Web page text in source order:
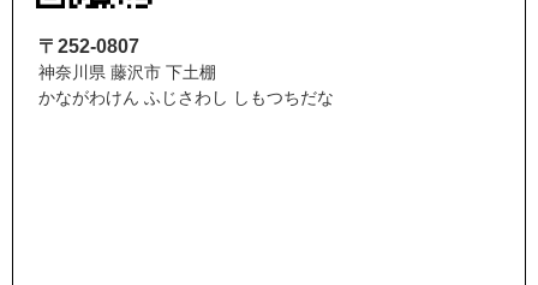
〒252-0807
神奈川県 藤沢市 下土棚
かながわけん ふじさわし しもつちだな